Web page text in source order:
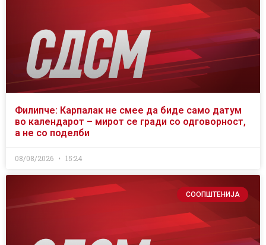
Филипче: Карпалак не смее да биде само датум
во календарот – мирот се гради со одговорност,
а не со поделби
08/08/2026 15:24
СООПШТЕНИЈА